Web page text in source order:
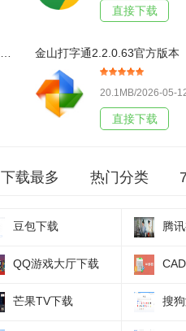
直接下载
SpankingTube Video Downloader3.19官方版本 金山打字通2.2.0.63官方版本
20.1MB/2026-05-
直接下载
下载最多 热门分类
豆包下载 腾
QQ游戏大厅下载
芒果TV下载 搜